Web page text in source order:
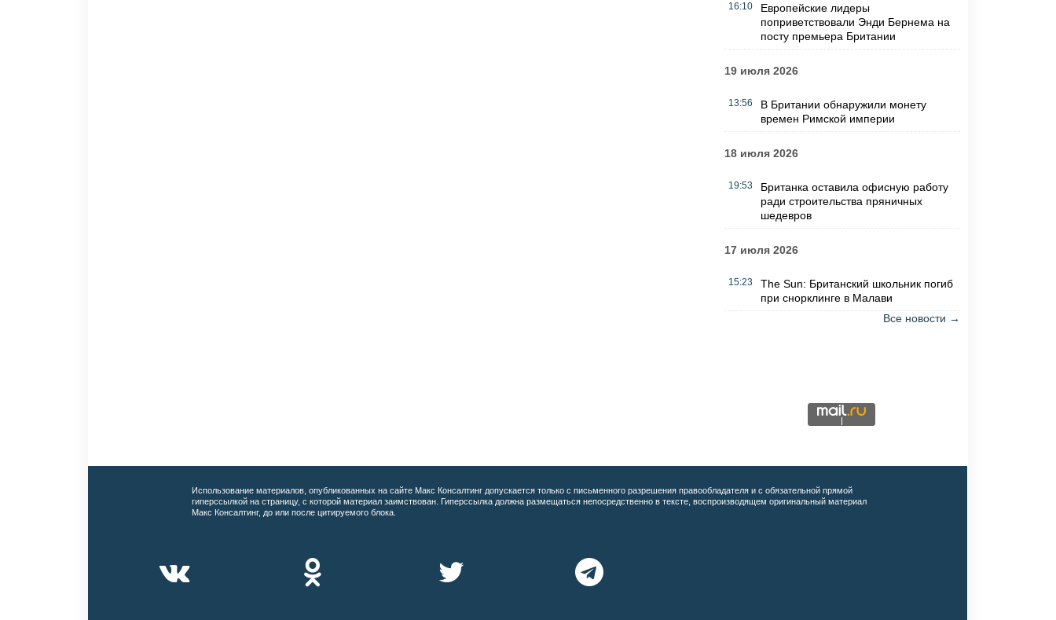
16:10
Европейские лидеры
поприветствовали Энди Бернема на
посту премьера Британии
19 июля 2026
13:56
В Британии обнаружили монету
времен Римской империи
18 июля 2026
19:53
Британка оставила офисную работу
ради строительства пряничных
шедевров
17 июля 2026
15:23
The Sun: Британский школьник погиб
при снорклинге в Малави
Все новости →
Использование материалов, опубликованных на сайте Макс Консалтинг допускается только с письменного разрешения правообладателя и с обязательной прямой
гиперссылкой на страницу, с которой материал заимствован. Гиперссылка должна размещаться непосредственно в тексте, воспроизводящем оригинальный материал
Макс Консалтинг, до или после цитируемого блока.